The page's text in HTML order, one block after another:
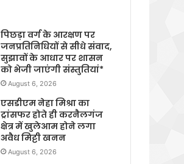
पिछड़ा वर्ग के आरक्षण पर
जनप्रतिनिधियों से सीधे संवाद,
सुझावों के आधार पर शासन
को भेजी जाएंगी संस्तुतियां*
August 6, 2026
एसडीएम नेहा मिश्रा का
ट्रांसफर होते ही करनैलगंज
क्षेत्र में खुलेआम होने लगा
अवैध मिट्टी खनन
August 6, 2026